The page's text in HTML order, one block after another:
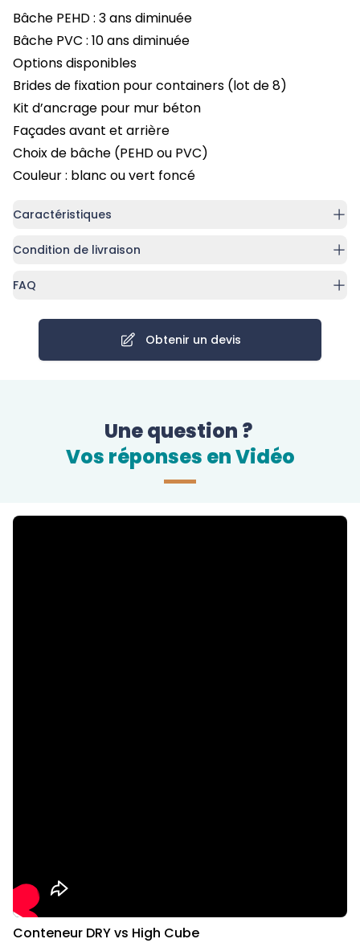
Bâche PEHD : 3 ans diminuée
Bâche PVC : 10 ans diminuée
Options disponibles
Brides de fixation pour containers (lot de 8)
Kit d’ancrage pour mur béton
Façades avant et arrière
Choix de bâche (PEHD ou PVC)
Couleur : blanc ou vert foncé
Caractéristiques
Condition de livraison
FAQ
Obtenir un devis
Une question ?
Vos réponses en Vidéo
Conteneur DRY vs High Cube